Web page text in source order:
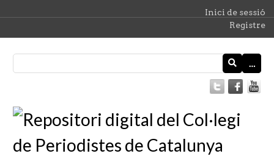
Inici de sessió
Registre
…